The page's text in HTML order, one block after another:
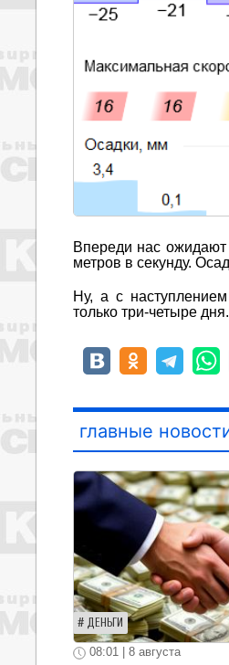
Впереди нас
метров в секунду.
Ну, а с
только три-четыре
главные
ДЕНЬГИ
08:01 | 8 августа